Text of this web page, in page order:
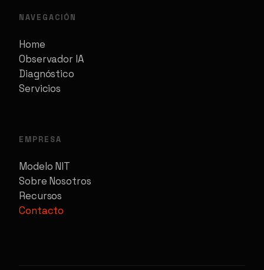
NAVEGACIÓN
Home
Observador IA
Diagnóstico
Servicios
EMPRESA
Modelo NIT
Sobre Nosotros
Recursos
Contacto